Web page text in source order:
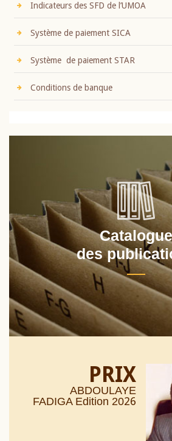
Indicateurs des SFD de l’UMOA
Système de paiement SICA
Système de paiement STAR
Conditions de banque
Catalogue
des
PRIX
ABDOULAYE
FADIGA Edition 2026